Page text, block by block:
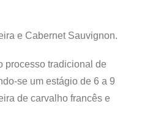
e Cabernet Sauvignon.
processo tradicional de
se um estágio de 6 a 9
de carvalho francês e